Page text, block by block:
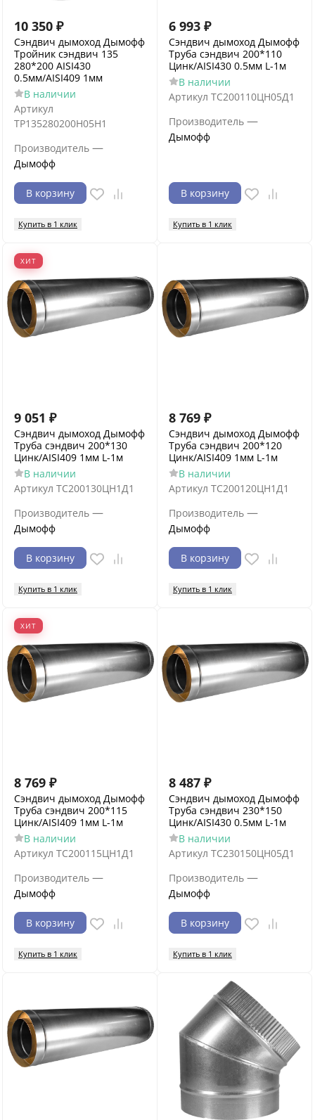
10 350 ₽
Сэндвич дымоход Дымофф
Тройник сэндвич 135
280*200 AISI430
0.5мм/AISI409 1мм
В наличии
Артикул
ТР135280200Н05Н1
Производитель —
Дымофф
В корзину
Купить в 1 клик
6 993 ₽
Сэндвич дымоход Дымофф
Труба сэндвич 200*110
Цинк/AISI430 0.5мм L-1м
В наличии
Артикул ТС200110ЦН05Д1
Производитель —
Дымофф
В корзину
Купить в 1 клик
ХИТ
9 051 ₽
Сэндвич дымоход Дымофф
Труба сэндвич 200*130
Цинк/AISI409 1мм L-1м
В наличии
Артикул ТС200130ЦН1Д1
Производитель —
Дымофф
В корзину
Купить в 1 клик
8 769 ₽
Сэндвич дымоход Дымофф
Труба сэндвич 200*120
Цинк/AISI409 1мм L-1м
В наличии
Артикул ТС200120ЦН1Д1
Производитель —
Дымофф
В корзину
Купить в 1 клик
ХИТ
8 769 ₽
Сэндвич дымоход Дымофф
Труба сэндвич 200*115
Цинк/AISI409 1мм L-1м
В наличии
Артикул ТС200115ЦН1Д1
Производитель —
Дымофф
В корзину
Купить в 1 клик
8 487 ₽
Сэндвич дымоход Дымофф
Труба сэндвич 230*150
Цинк/AISI430 0.5мм L-1м
В наличии
Артикул ТС230150ЦН05Д1
Производитель —
Дымофф
В корзину
Купить в 1 клик